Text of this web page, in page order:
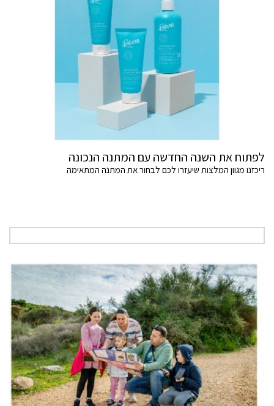
לפתוח את השנה החדשה עם המתנה הנכונה
ריכזנו מגוון המלצות שיעזרו לכם לבחור את המתנה המתאימה